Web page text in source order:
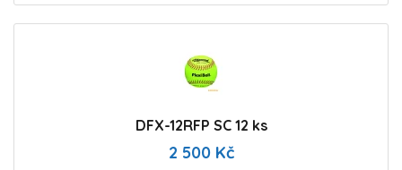
DFX-12RFP SC 12 ks
2 500 Kč